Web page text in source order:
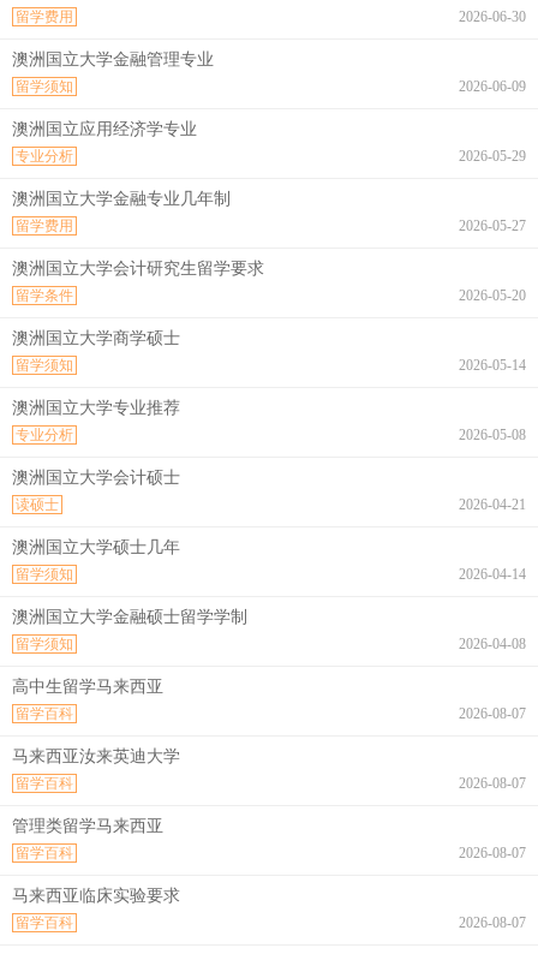
2026-06-30
留学费用
澳洲国立大学金融管理专业
2026-06-09
留学须知
澳洲国立应用经济学专业
2026-05-29
专业分析
澳洲国立大学金融专业几年制
2026-05-27
留学费用
澳洲国立大学会计研究生留学要求
2026-05-20
留学条件
澳洲国立大学商学硕士
2026-05-14
留学须知
澳洲国立大学专业推荐
2026-05-08
专业分析
澳洲国立大学会计硕士
2026-04-21
读硕士
澳洲国立大学硕士几年
2026-04-14
留学须知
澳洲国立大学金融硕士留学学制
2026-04-08
留学须知
高中生留学马来西亚
2026-08-07
留学百科
马来西亚汝来英迪大学
2026-08-07
留学百科
管理类留学马来西亚
2026-08-07
留学百科
马来西亚临床实验要求
2026-08-07
留学百科